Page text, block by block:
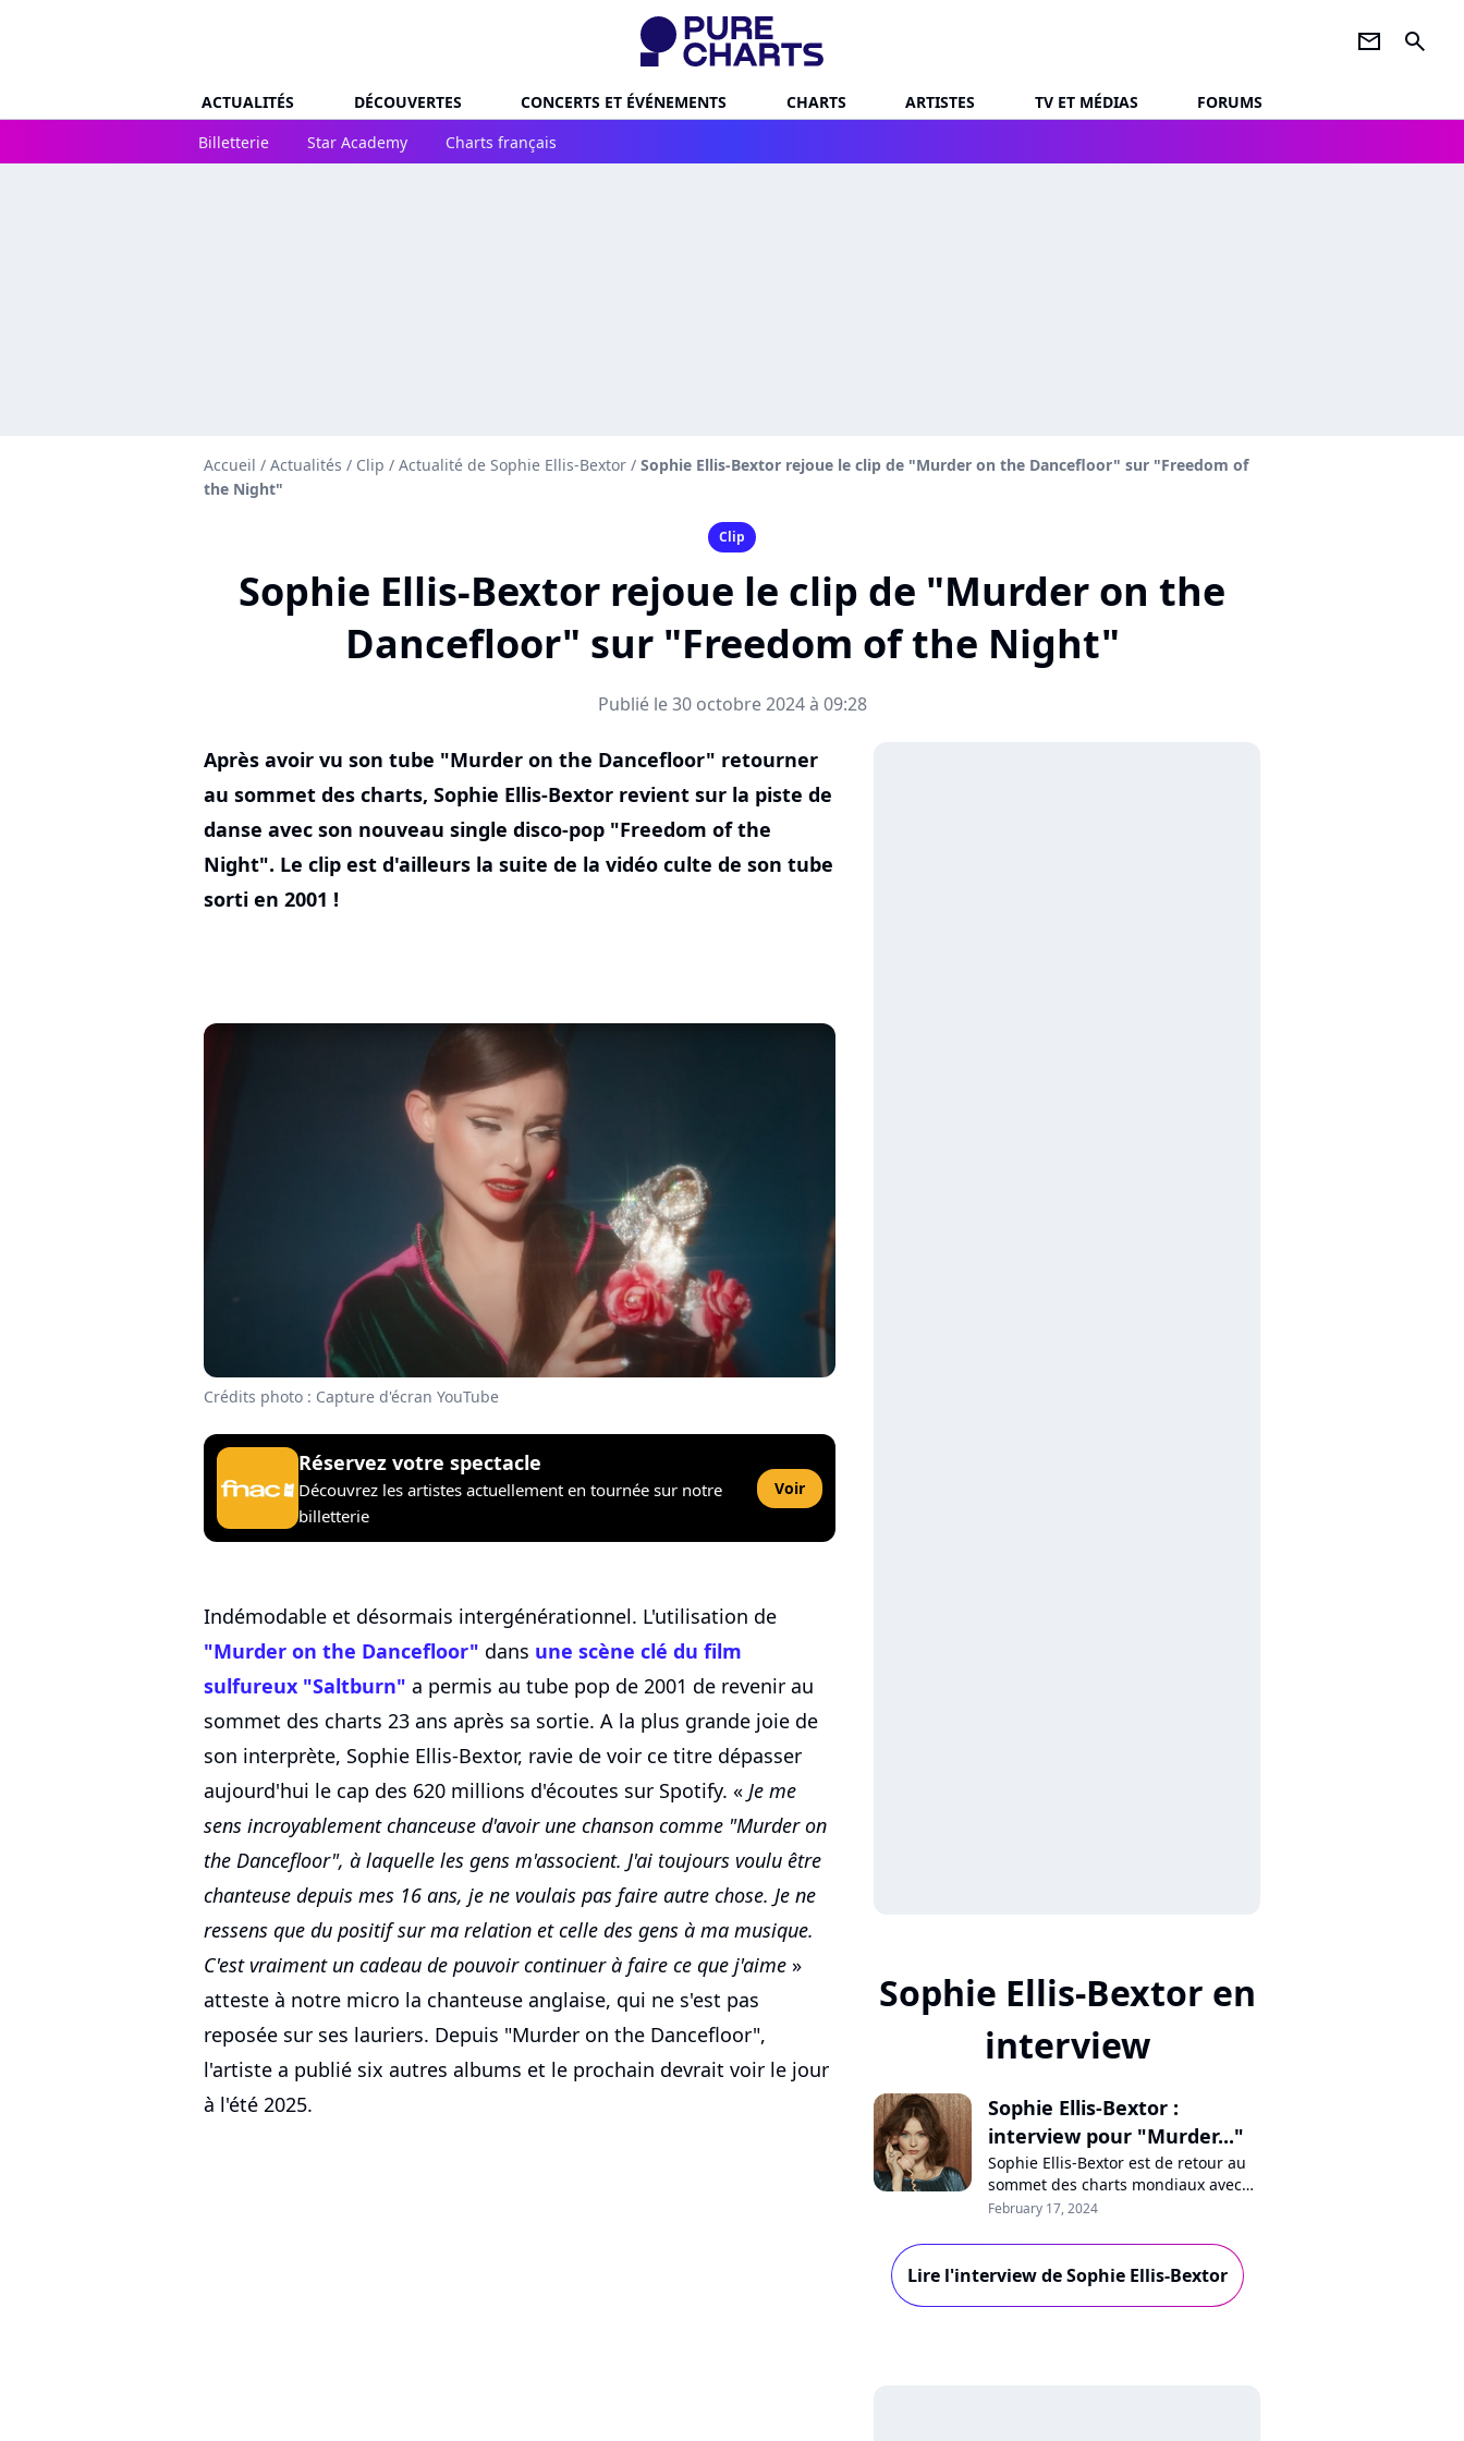
newsletter search
ACTUALITÉS DÉCOUVERTES CONCERTS ET ÉVÉNEMENTS CHARTS ARTISTES TV ET MÉDIAS
FORUMS
Billetterie
Star Academy Charts français
Accueil / Actualités / Clip / Actualité de Sophie Ellis-Bextor / Sophie Ellis-Bextor rejoue le clip de "Murder on the Dancefloor" sur "Freedom of
the Night"
Clip
Sophie Ellis-Bextor rejoue le clip de "Murder on the
Dancefloor" sur "Freedom of the Night"
Publié le 30 octobre 2024 à 09:28
Après avoir vu son tube "Murder on the Dancefloor" retourner
au sommet des charts, Sophie Ellis-Bextor revient sur la piste de
danse avec son nouveau single disco-pop "Freedom of the
Night". Le clip est d'ailleurs la suite de la vidéo culte de son tube
sorti en 2001 !
Crédits photo : Capture d'écran YouTube
Réservez votre spectacle
Découvrez les artistes actuellement en tournée sur notre
billetterie
Voir
Indémodable et désormais intergénérationnel. L'utilisation de
"Murder on the Dancefloor" dans une scène clé du film
sulfureux "Saltburn" a permis au tube pop de 2001 de revenir au
sommet des charts 23 ans après sa sortie. A la plus grande joie de
son interprète, Sophie Ellis-Bextor, ravie de voir ce titre dépasser
aujourd'hui le cap des 620 millions d'écoutes sur Spotify. « Je me
sens incroyablement chanceuse d'avoir une chanson comme "Murder on
the Dancefloor", à laquelle les gens m'associent. J'ai toujours voulu être
chanteuse depuis mes 16 ans, je ne voulais pas faire autre chose. Je ne
ressens que du positif sur ma relation et celle des gens à ma musique.
C'est vraiment un cadeau de pouvoir continuer à faire ce que j'aime »
atteste à notre micro la chanteuse anglaise, qui ne s'est pas
reposée sur ses lauriers. Depuis "Murder on the Dancefloor",
l'artiste a publié six autres albums et le prochain devrait voir le jour
à l'été 2025.
Sophie Ellis-Bextor en
interview
Sophie Ellis-Bextor :
interview pour "Murder..."
Sophie Ellis-Bextor est de retour au
sommet des charts mondiaux avec
son tube "Murder on the
la pétillante star anglaise se confie
sur ce succès viral, le film "Saltburn",
son concert à Paris et fait le bilan de
February 17, 2024
Lire l'interview de Sophie Ellis-Bextor